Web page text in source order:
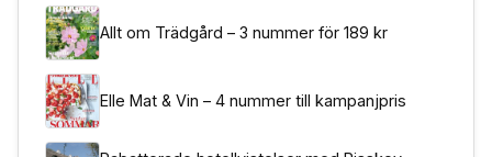
Allt om Trädgård – 3 nummer för 189 kr
Elle Mat & Vin – 4 nummer till kampanjpris